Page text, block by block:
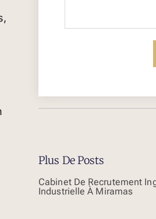
Plus De Posts
Cabinet De Recrutement
Industrielle À Miramas